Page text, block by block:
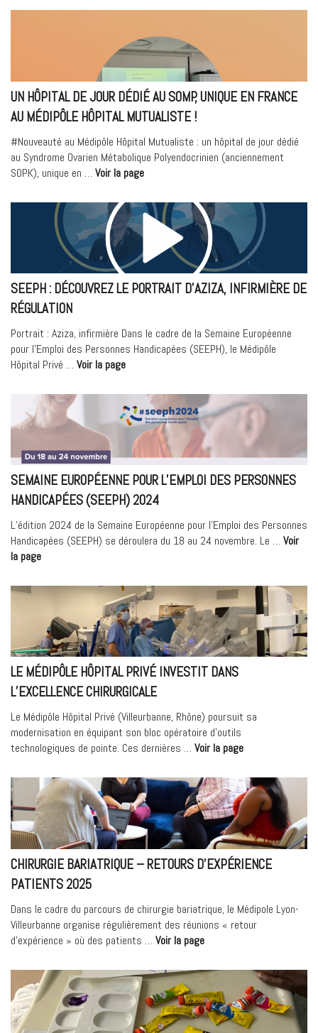
2025
UN HÔPITAL DE JOUR DÉDIÉ AU SOMP, UNIQUE EN FRANCE
AU MÉDIPÔLE HÔPITAL MUTUALISTE !
#Nouveauté au Médipôle Hôpital Mutualiste : un hôpital de jour dédié
au Syndrome Ovarien Métabolique Polyendocrinien (anciennement
SOPK), unique en … Voir la page« Un
de
jour
SOMP,
unique
en
au
Médipôle
Hôpital
! »
SEEPH : DÉCOUVREZ LE PORTRAIT D’AZIZA, INFIRMIÈRE DE
RÉGULATION
Portrait : Aziza, infirmière Dans le cadre de la Semaine Européenne
pour l’Emploi des Personnes Handicapées (SEEPH), le Médipôle
Hôpital Privé … Voir la page« SEEPH
Découvrez
le
portrait
d’Aziza,
infirmière
de
régulation »
SEMAINE EUROPÉENNE POUR L’EMPLOI DES PERSONNES
HANDICAPÉES (SEEPH) 2024
L’édition 2024 de la Semaine Européenne pour l’Emploi des Personnes
Handicapées (SEEPH) se déroulera du 18 au 24 novembre. Le … Voir
la page« Semaine
pour
des
Personnes
Handicapées
(SEEPH)
2024 »
LE MÉDIPÔLE HÔPITAL PRIVÉ INVESTIT DANS
L’EXCELLENCE CHIRURGICALE
Le Médipôle Hôpital Privé (Villeurbanne, Rhône) poursuit sa
modernisation en équipant son bloc opératoire d’outils
technologiques de pointe. Ces dernières … Voir la page« Le
Hôpital
Privé
investit
dans
l’excellence
chirurgicale »
CHIRURGIE BARIATRIQUE – RETOURS D’EXPÉRIENCE
PATIENTS 2025
Dans le cadre du parcours de chirurgie bariatrique, le Médipole Lyon-
Villeurbanne organise régulièrement des réunions « retour
d’expérience » où des patients … Voir la page« Chirurgie
–
d’expérience
patients